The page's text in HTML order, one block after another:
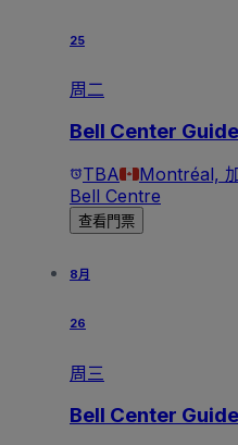
25
周二
Bell Center
TBA Montréal,
Bell Centre
查看門票
8月
26
周三
Bell Center